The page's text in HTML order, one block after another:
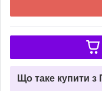
Що таке купити з